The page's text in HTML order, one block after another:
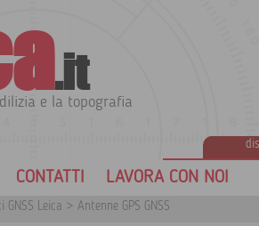
.it
e la topografia
CONTATTI LAVORA CON NOI
GNSS Leica > Antenne GPS GNSS